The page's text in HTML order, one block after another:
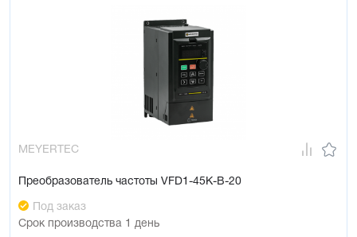
MEYERTEC
Преобразователь частоты VFD1-45K-B-20
Под заказ
Срок производства 1 день